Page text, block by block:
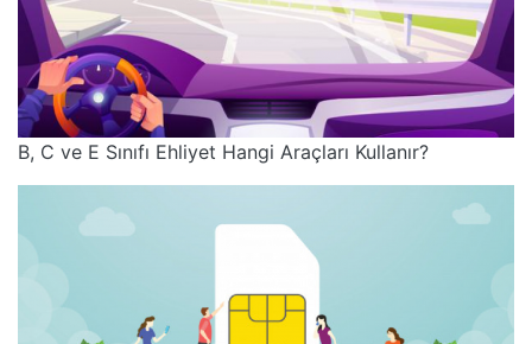
B, C ve E Sınıfı Ehliyet Hangi Araçları Kullanır?